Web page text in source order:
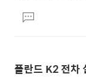
문댓
글
폴란드 K2 전차